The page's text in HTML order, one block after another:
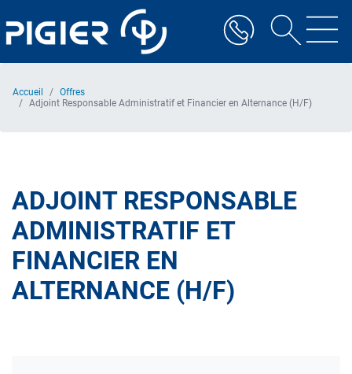
au
contenu
Accueil
Offres
Adjoint Responsable Administratif et Financier en Alternance (H/F)
ADJOINT RESPONSABLE
ADMINISTRATIF ET
FINANCIER EN
ALTERNANCE (H/F)